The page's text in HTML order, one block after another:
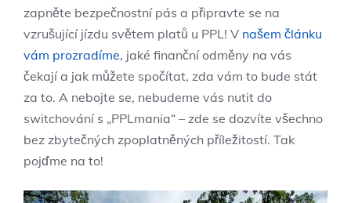
zapněte bezpečnostní pás a připravte se na
vzrušující jízdu světem platů u PPL! V našem článku
vám prozradíme, jaké finanční odměny na vás
čekají a jak můžete spočítat, zda vám to bude stát
za to. A nebojte se, nebudeme vás nutit do
switchování s „PPLmania“ – zde se dozvíte všechno
bez zbytečných zpoplatněných příležitostí. Tak
pojďme na to!